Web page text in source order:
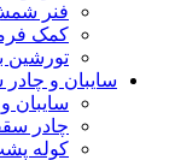
فنر
کمک
تورشین
سایبان و
سایبان
چادر
کوله